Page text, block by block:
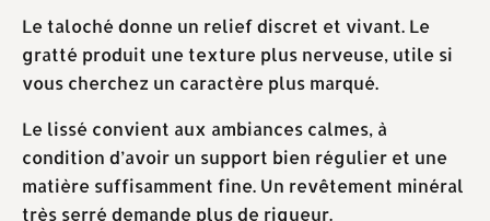
Le taloché donne un relief discret et vivant. Le
gratté produit une texture plus nerveuse, utile si
vous cherchez un caractère plus marqué.
Le lissé convient aux ambiances calmes, à
condition d’avoir un support bien régulier et une
matière suffisamment fine. Un revêtement minéral
très serré demande plus de rigueur.